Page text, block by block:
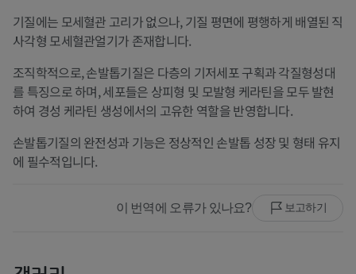
기질에는 모세혈관 고리가 없으나, 기질 평면에 평행하게 배열된 직
사각형 모세혈관얼기가 존재합니다.
조직학적으로, 손발톱기질은 다층의 기저세포 구획과 각질형성대
를 특징으로 하며, 세포들은 상피형 및 모발형 케라틴을 모두 발현
하여 경성 케라틴 생성에서의 고유한 역할을 반영합니다.
손발톱기질의 완전성과 기능은 정상적인 손발톱 성장 및 형태 유지
에 필수적입니다.
이 번역에 오류가 있나요? 보고하기